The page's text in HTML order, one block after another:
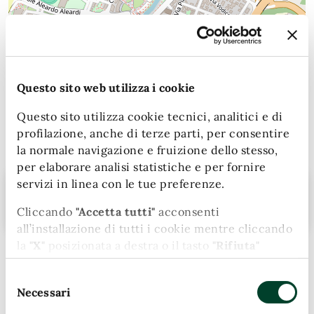
Questo sito web utilizza i cookie
Questo sito utilizza cookie tecnici, analitici e di
profilazione, anche di terze parti, per consentire
la normale navigazione e fruizione dello stesso,
per elaborare analisi statistiche e per fornire
servizi in linea con le tue preferenze.
Cliccando "Accetta tutti" acconsenti
all’installazione di tutti i cookie mentre cliccando
la "X" posizionata a destra o il tasto "Rifiuta"
chiudi il banner e continui la navigazione in
delNecessari
Leaflet | Map data (c)OpenStreetMap contributors
Contatti
Telefono:0744 549721
Telefono: 0744 549088